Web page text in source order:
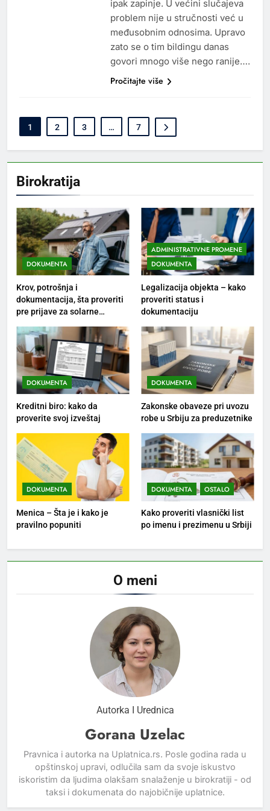
ipak zapinje. U većini slučajeva
problem nije u stručnosti već u
međusobnim odnosima. Upravo
zato se o tim bildingu danas
govori mnogo više nego ranije….
Pročitajte više
1 2 3 … 7
Birokratija
DOKUMENTA
Krov, potrošnja i
dokumentacija, šta proveriti
pre prijave za solarne
ADMINISTRATIVNE PROMENE
DOKUMENTA
Legalizacija objekta – kako
proveriti status i
dokumentaciju
DOKUMENTA
Kreditni biro: kako da
proverite svoj izveštaj
DOKUMENTA
Zakonske obaveze pri uvozu
robe u Srbiju za preduzetnike
DOKUMENTA
Menica – Šta je i kako je
pravilno popuniti
DOKUMENTA OSTALO
Kako proveriti vlasnički list
po imenu i prezimenu u Srbiji
O meni
Autorka I Urednica
Gorana Uzelac
Pravnica i autorka na Uplatnica.rs. Posle godina rada u
opštinskoj upravi, odlučila sam da svoje iskustvo
iskoristim da ljudima olakšam snalaženje u birokratiji - od
taksi i dokumenata do najobičnije uplatnice.